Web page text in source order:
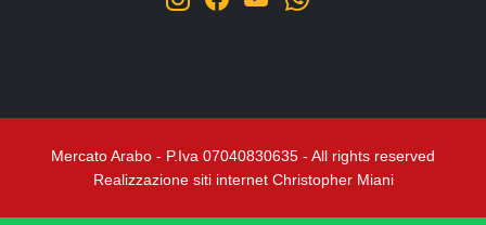
Mercato Arabo - P.Iva 07040830635 - All rights reserved
Realizzazione siti internet Christopher Miani